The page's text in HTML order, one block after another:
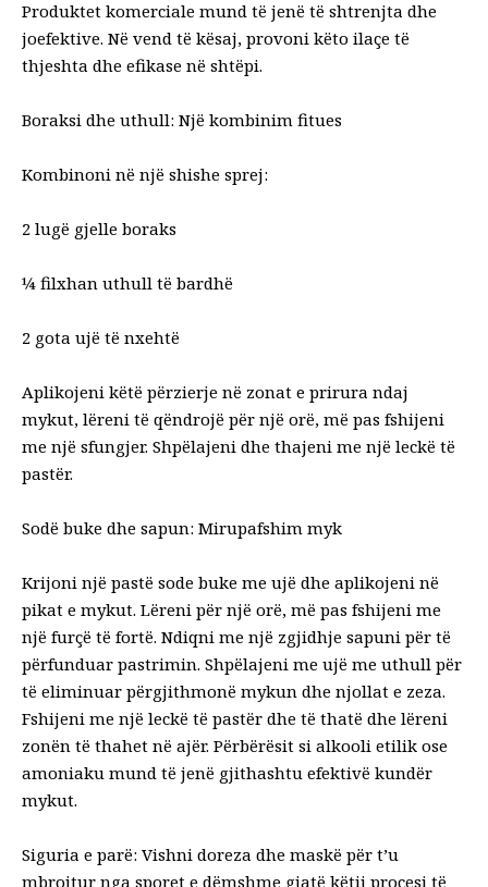
Produktet komerciale mund të jenë të shtrenjta dhe
joefektive. Në vend të kësaj, provoni këto ilaçe të
thjeshta dhe efikase në shtëpi.
Boraksi dhe uthull: Një kombinim fitues
Kombinoni në një shishe sprej:
2 lugë gjelle boraks
¼ filxhan uthull të bardhë
2 gota ujë të nxehtë
Aplikojeni këtë përzierje në zonat e prirura ndaj
mykut, lëreni të qëndrojë për një orë, më pas fshijeni
me një sfungjer. Shpëlajeni dhe thajeni me një leckë të
pastër.
Sodë buke dhe sapun: Mirupafshim myk
Krijoni një pastë sode buke me ujë dhe aplikojeni në
pikat e mykut. Lëreni për një orë, më pas fshijeni me
një furçë të fortë. Ndiqni me një zgjidhje sapuni për të
përfunduar pastrimin. Shpëlajeni me ujë me uthull për
të eliminuar përgjithmonë mykun dhe njollat e zeza.
Fshijeni me një leckë të pastër dhe të thatë dhe lëreni
zonën të thahet në ajër. Përbërësit si alkooli etilik ose
amoniaku mund të jenë gjithashtu efektivë kundër
mykut.
Siguria e parë: Vishni doreza dhe maskë për t’u
mbrojtur nga sporet e dëmshme gjatë këtij procesi të